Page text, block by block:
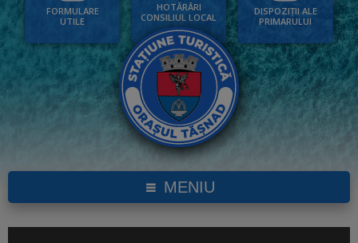
FORMULARE
UTILE
HOTĂRÂRI
CONSILIUL LOCAL
DISPOZIȚII ALE
PRIMARULUI
MENIU